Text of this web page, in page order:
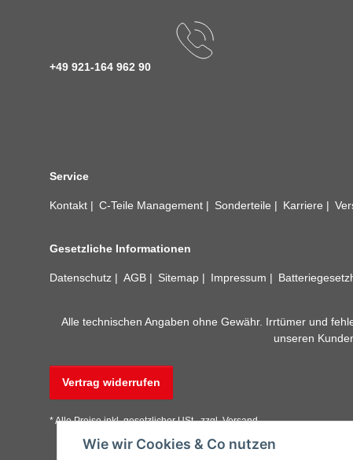
Wie wir Cookies & Co nutzen
+49 921-164 962 90
Service
Kontakt C-Teile Management Sonderteile Karriere
Gesetzliche Informationen
Datenschutz AGB Sitemap Impressum
Alle technischen Angaben ohne Gewähr. Irrtümer und
unseren
Vertrag widerrufen
* Alle Preise inkl. gesetzlicher USt., zzgl.Versand